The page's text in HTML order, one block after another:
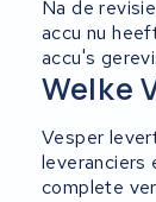
Na de
accu nu
accu's
Welke
Vesper
leveranciers
complete